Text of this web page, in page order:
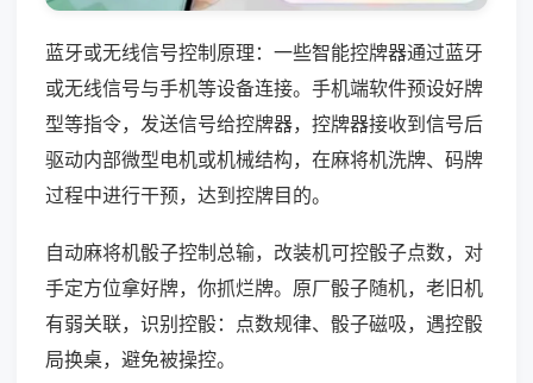
蓝牙或无线信号控制原理：一些智能控牌器通过蓝牙
或无线信号与手机等设备连接。手机端软件预设好牌
型等指令，发送信号给控牌器，控牌器接收到信号后
驱动内部微型电机或机械结构，在麻将机洗牌、码牌
过程中进行干预，达到控牌目的。
自动麻将机骰子控制总输，改装机可控骰子点数，对
手定方位拿好牌，你抓烂牌。原厂骰子随机，老旧机
有弱关联，识别控骰：点数规律、骰子磁吸，遇控骰
局换桌，避免被操控。